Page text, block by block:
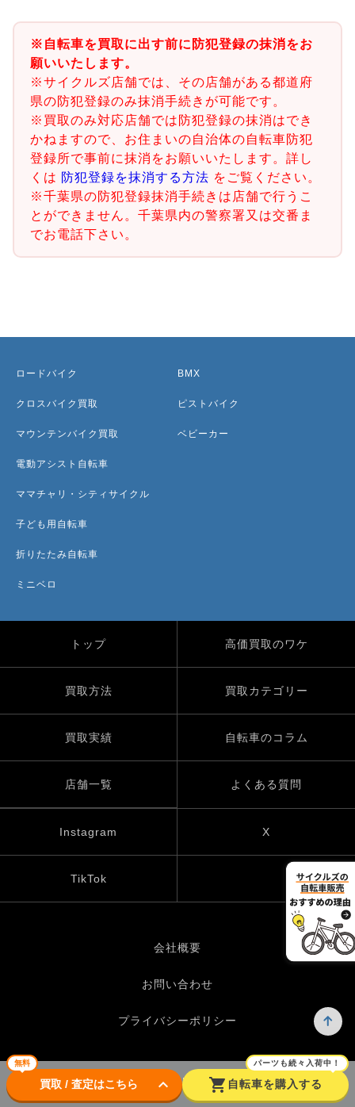
※自転車を買取に出す前に防犯登録の抹消をお
願いいたします。
※サイクルズ店舗では、その店舗がある都道府
県の防犯登録のみ抹消手続きが可能です。
※買取のみ対応店舗では防犯登録の抹消はでき
かねますので、お住まいの自治体の自転車防犯
登録所で事前に抹消をお願いいたします。詳し
くは 防犯登録を抹消する方法 をご覧ください。
※千葉県の防犯登録抹消手続きは店舗で行うこ
とができません。千葉県内の警察署又は交番ま
でお電話下さい。
無料
買取 / 査定はこちら keyboard_arrow_down shopping_cart
パーツも続々入荷中！
自転車を購入する
ロードバイク
クロスバイク買取
マウンテンバイク買取
電動アシスト自転車
ママチャリ・シティサイクル
子ども用自転車
折りたたみ自転車
ミニベロ
BMX
ピストバイク
ベビーカー
トップ 高価買取のワケ
買取方法 買取カテゴリー
買取実績 自転車のコラム
店舗一覧 よくある質問
Instagram X
TikTok
会社概要
お問い合わせ
プライバシーポリシー
© UP GARAGE GROUP Co., Ltd.